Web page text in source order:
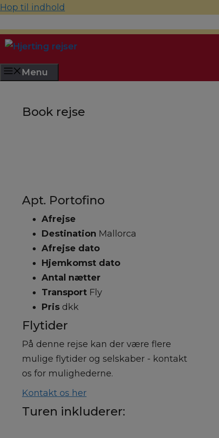
Hop til indhold
Menu
Book rejse
Apt. Portofino
Afrejse
Destination Mallorca
Afrejse dato
Hjemkomst dato
Antal nætter
Transport Fly
Pris dkk
Flytider
På denne rejse kan der være flere
mulige flytider og selskaber - kontakt
os for mulighederne.
Kontakt os her
Turen inkluderer: